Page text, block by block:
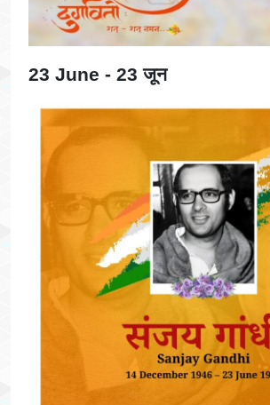
23 June - 23 जून